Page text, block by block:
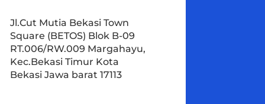
Jl.Cut Mutia Bekasi Town
Square (BETOS) Blok B-09
RT.006/RW.009 Margahayu,
Kec.Bekasi Timur Kota
Bekasi Jawa barat 17113